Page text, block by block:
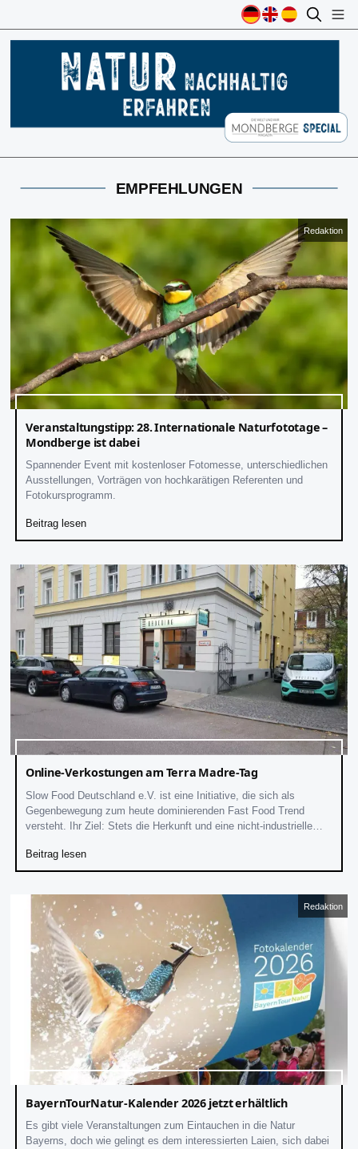
EMPFEHLUNGEN
Redaktion
Veranstaltungstipp: 28. Internationale Naturfototage –
Mondberge ist dabei
Spannender Event mit kostenloser Fotomesse, unterschiedlichen
Ausstellungen, Vorträgen von hochkarätigen Referenten und
Fotokursprogramm.
Beitrag lesen
Online-Verkostungen am Terra Madre-Tag
Slow Food Deutschland e.V. ist eine Initiative, die sich als
Gegenbewegung zum heute dominierenden Fast Food Trend
versteht. Ihr Ziel: Stets die Herkunft und eine nicht-industrielle
Beitrag lesen
Redaktion
BayernTourNatur-Kalender 2026 jetzt erhältlich
Es gibt viele Veranstaltungen zum Eintauchen in die Natur
Bayerns, doch wie gelingt es dem interessierten Laien, sich dabei